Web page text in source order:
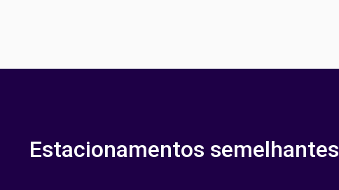
Estacionamentos semelhantes